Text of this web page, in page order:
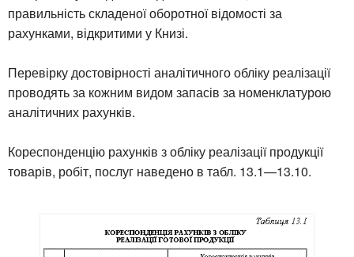
правильність складеної оборотної відомості за
рахунками, відкритими у Книзі.
Перевірку достовірності аналітичного обліку реалізації
проводять за кожним видом запасів за номенклатурою
аналітичних рахунків.
Кореспонденцію рахунків з обліку реалізації продукції
товарів, робіт, послуг наведено в табл. 13.1—13.10.